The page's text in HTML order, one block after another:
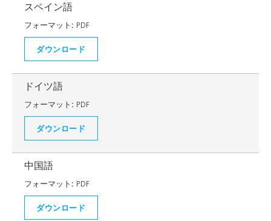
スペイン語
フォーマット: PDF
ダウンロード
ドイツ語
フォーマット: PDF
ダウンロード
中国語
フォーマット: PDF
ダウンロード